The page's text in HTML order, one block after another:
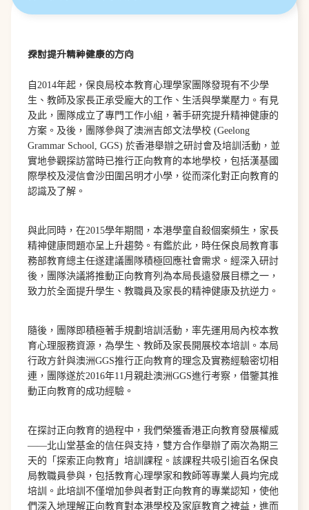
探討提升精神健康的方向
自2014年起，保良局校本教育心理學家團隊發現有不少學
生、教師及家長正承受龐大的工作、生活與學業壓力。有見
及此，團隊成立了專門工作小組，著手研究提升精神健康的
方案。及後，團隊參與了澳洲吉郎文法學校 (Geelong
Grammar School, GGS) 於香港舉辦之研討會及培訓活動，並
實地參觀探訪當時已推行正向教育的本地學校，包括漢基國
際學校及浸信會沙田圍呂明才小學，從而深化對正向教育的
認識及了解。
與此同時，在2015學年期間，本港學童自殺個案頻生，家長
精神健康問題亦呈上升趨勢。有鑑於此，時任保良局教育事
務部教育總主任遂建議團隊積極回應社會需求。經深入研討
後，團隊決議將推動正向教育列為本局長遠發展目標之一，
致力於全面提升學生、教職員及家長的精神健康及抗逆力。
隨後，團隊即積極著手規劃培訓活動，率先運用局內校本教
育心理服務資源，為學生、教師及家長開展校本培訓。本局
行政方針與澳洲GGS推行正向教育的理念及實務經驗密切相
連，團隊遂於2016年11月親赴澳洲GGS進行考察，借鑒其推
動正向教育的成功經驗。
在探討正向教育的過程中，我們榮獲香港正向教育發展權威
——北山堂基金的信任與支持，雙方合作舉辦了兩次為期三
天的「探索正向教育」培訓課程。該課程共吸引逾百名保良
局教職員參與，包括教育心理學家和教師等專業人員均完成
培訓。此培訓不僅增加參與者對正向教育的專業認知，使他
們深入地理解正向教育對本港學校及家庭教育之裨益，進而